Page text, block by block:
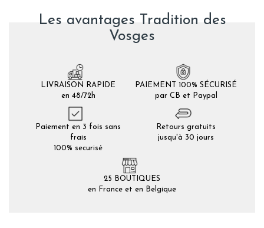
Les avantages Tradition des
Vosges
LIVRAISON RAPIDE
en 48/72h
PAIEMENT 100% SÉCURISÉ
par CB et Paypal
Paiement en 3 fois sans
frais
100% securisé
Retours gratuits
jusqu'à 30 jours
25 BOUTIQUES
en France et en Belgique